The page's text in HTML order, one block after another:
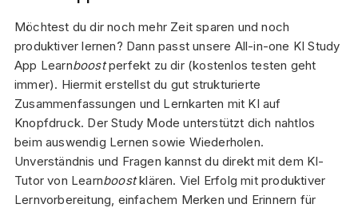
Möchtest du dir noch mehr Zeit sparen und noch
produktiver lernen? Dann passt unsere All-in-one KI Study
App Learnboostperfekt zu dir (kostenlos testen geht
immer). Hiermit erstellst du gut strukturierte
Zusammenfassungen und Lernkarten mit KI auf
Knopfdruck. Der Study Mode unterstützt dich nahtlos
beim auswendig Lernen sowie Wiederholen.
Unverständnis und Fragen kannst du direkt mit dem KI-
Tutor von Learnboostklären. Viel Erfolg mit produktiver
Lernvorbereitung, einfachem Merken und Erinnern für